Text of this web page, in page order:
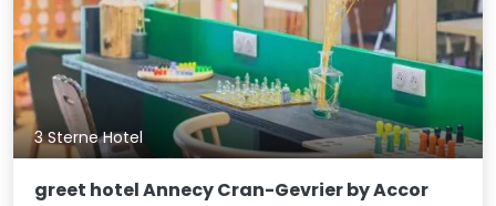
3 Sterne Hotel
greet hotel Annecy Cran-Gevrier by Accor